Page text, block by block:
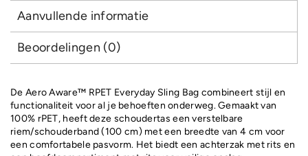
Aanvullende informatie
Beoordelingen (0)
De Aero Aware™ RPET Everyday Sling Bag combineert stijl en
functionaliteit voor al je behoeften onderweg. Gemaakt van
100% rPET, heeft deze schoudertas een verstelbare
riem/schouderband (100 cm) met een breedte van 4 cm voor
een comfortabele pasvorm. Het biedt een achterzak met rits en